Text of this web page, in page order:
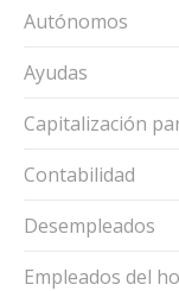
Autónomos
Ayudas
Capitalización
Contabilidad
Desempleados
Empleados del